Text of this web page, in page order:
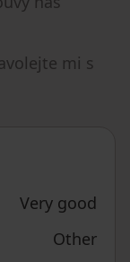
mi s
Very good
Other